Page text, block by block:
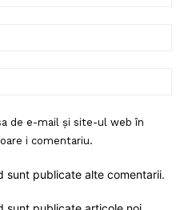
de e-mail și site-ul web în
i comentariu.
sunt publicate alte comentarii.